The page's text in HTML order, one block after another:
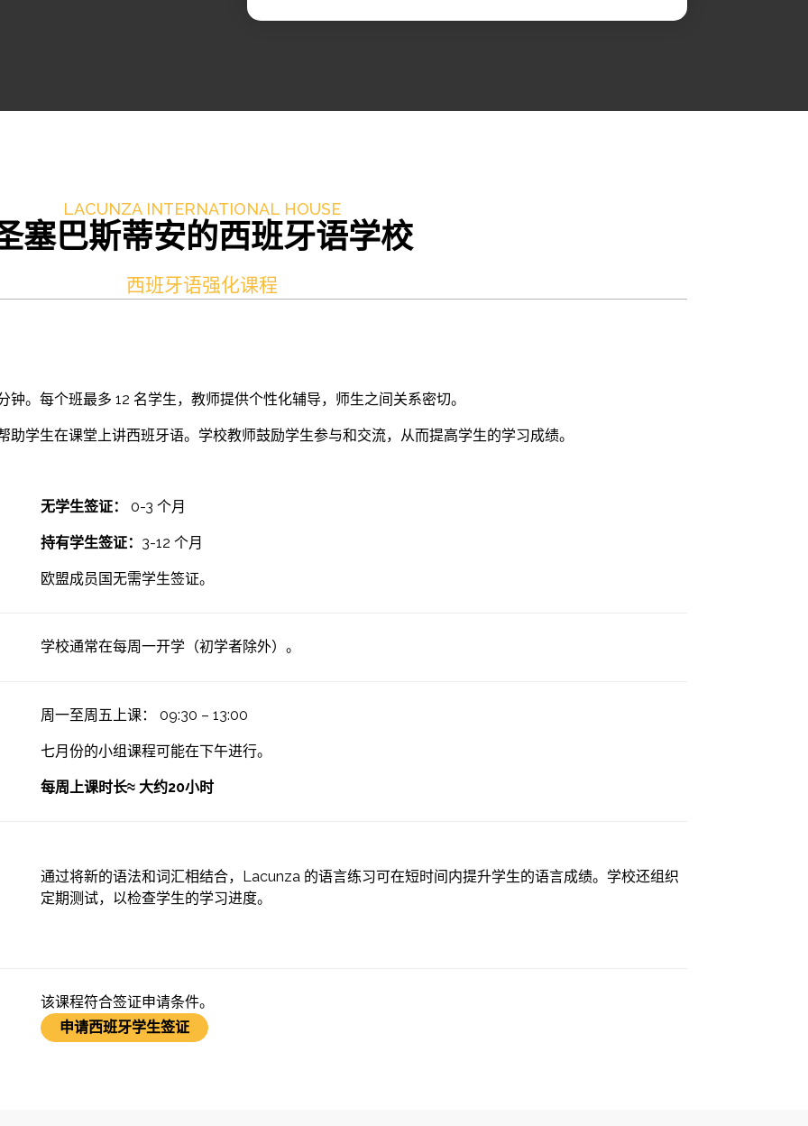
LACUNZA INTERNATIONAL HOUSE
塞巴斯蒂安的西班牙语学校
西班牙语强化课程
。每个班最多 12 名学生，教师提供个性化辅导，师生之间关系密切。
助学生在课堂上讲西班牙语。学校教师鼓励学生参与和交流，从而提高学生的学习成绩。
无学生签证： 0-3 个月
持有学生签证： 3-12 个月
欧盟成员国无需学生签证。
学校通常在每周一开学（初学者除外）。
周一至周五上课： 09:30 – 13:00
七月份的小组课程可能在下午进行。
每周上课时长≈ 大约20小时
通过将新的语法和词汇相结合，Lacunza 的语言练习可在短时间内提升学生的语言成绩。学校还组织
定期测试，以检查学生的学习进度。
该课程符合签证申请条件。
申请西班牙学生签证